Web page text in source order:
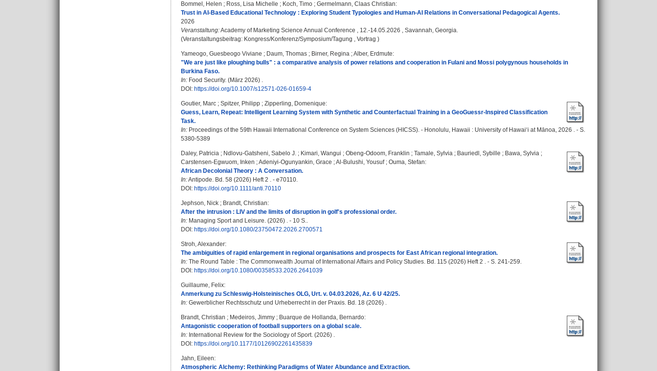
Bommel, Helen ; Ross, Lisa Michelle ; Koch, Timo ; Germelmann, Claas Christian:
Trust in AI-Based Educational Technology : Exploring Student Typologies and Human-AI Relations in Conversational Pedagogical Agents.
2026
Veranstaltung:Academy of Marketing Science Annual Conference , 12.-14.05.2026 , Savannah, Georgia.
(Veranstaltungsbeitrag: Kongress/Konferenz/Symposium/Tagung , Vortrag )
Yameogo, Guesbeogo Viviane ; Daum, Thomas ; Birner, Regina ;Alber, Erdmute:
"We are just like ploughing bulls" : a comparative analysis of power relations and cooperation in Fulani and Mossi polygynous households in
Burkina Faso.
In: Food Security. (März 2026) .
DOI: https://doi.org/10.1007/s12571-026-01659-4
Goutier, Marc ; Spitzer, Philipp ; Zipperling, Domenique:
Guess, Learn, Repeat: Intelligent Learning System with Synthetic and Counterfactual Training in a GeoGuessr-Inspired Classification
Task.
In: Proceedings of the 59th Hawaii International Conference on System Sciences (HICSS). - Honolulu, Hawaii : University of Hawaiʻi at Mānoa, 2026 . - S.
5380-5389
Daley, Patricia ; Ndlovu-Gatsheni, Sabelo J. ; Kimari, Wangui ; Obeng-Odoom, Franklin ; Tamale, Sylvia ; Bauriedl, Sybille ; Bawa, Sylvia ;
Carstensen-Egwuom, Inken ;Adeniyi-Ogunyankin, Grace ;Al-Bulushi, Yousuf; Ouma, Stefan:
African Decolonial Theory : A Conversation.
In:Antipode. Bd. 58 (2026) Heft 2 . - e70110.
DOI: https://doi.org/10.1111/anti.70110
Jephson, Nick ; Brandt, Christian:
After the intrusion : LIV and the limits of disruption in golf's professional order.
In: Managing Sport and Leisure. (2026) . - 10 S..
DOI: https://doi.org/10.1080/23750472.2026.2700571
Stroh, Alexander:
The ambiguities of rapid enlargement in regional organisations and prospects for East African regional integration.
In: The Round Table : The Commonwealth Journal of International Affairs and Policy Studies. Bd. 115 (2026) Heft 2 . - S. 241-259.
DOI: https://doi.org/10.1080/00358533.2026.2641039
Guillaume, Felix:
Anmerkung zu Schleswig-Holsteinisches OLG, Urt. v. 04.03.2026, Az. 6 U 42/25.
In: Gewerblicher Rechtsschutz und Urheberrecht in der Praxis. Bd. 18 (2026) .
Brandt, Christian ; Medeiros, Jimmy ; Buarque de Hollanda, Bernardo:
Antagonistic cooperation of football supporters on a global scale.
In: International Review for the Sociology of Sport. (2026) .
DOI: https://doi.org/10.1177/10126902261435839
Jahn, Eileen:
Atmospheric Alchemy: Rethinking Paradigms of Water Abundance and Extraction.